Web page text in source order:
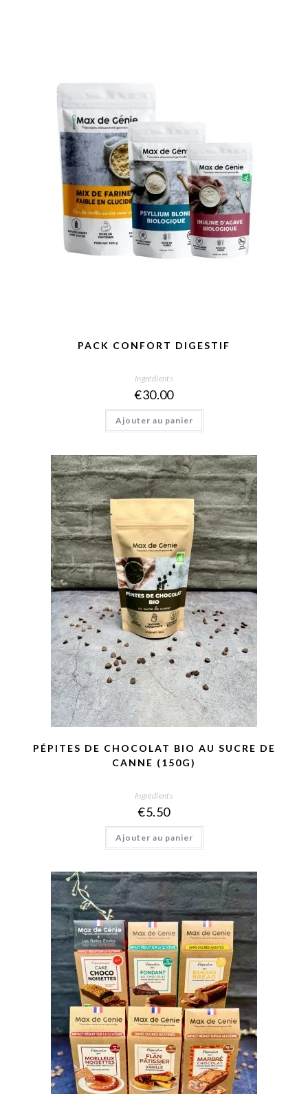
PACK CONFORT DIGESTIF
Ingrédients
€30.00
Ajouter au panier
PÉPITES DE CHOCOLAT BIO AU SUCRE DE
CANNE (150G)
Ingrédients
€5.50
Ajouter au panier